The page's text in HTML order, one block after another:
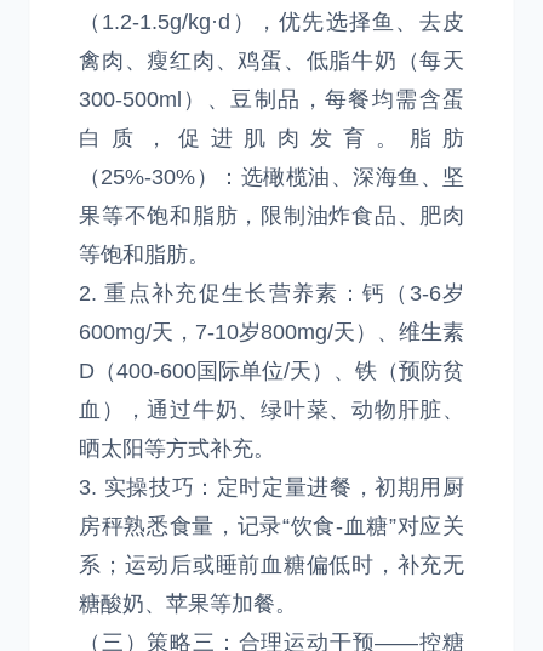
（1.2-1.5g/kg·d），优先选择鱼、去皮
禽肉、瘦红肉、鸡蛋、低脂牛奶（每天
300-500ml）、豆制品，每餐均需含蛋
白质，促进肌肉发育。脂肪
（25%-30%）：选橄榄油、深海鱼、坚
果等不饱和脂肪，限制油炸食品、肥肉
等饱和脂肪。
2. 重点补充促生长营养素：钙（3-6岁
600mg/天，7-10岁800mg/天）、维生素
D（400-600国际单位/天）、铁（预防贫
血），通过牛奶、绿叶菜、动物肝脏、
晒太阳等方式补充。
3. 实操技巧：定时定量进餐，初期用厨
房秤熟悉食量，记录“饮食-血糖”对应关
系；运动后或睡前血糖偏低时，补充无
糖酸奶、苹果等加餐。
（三）策略三：合理运动干预——控糖